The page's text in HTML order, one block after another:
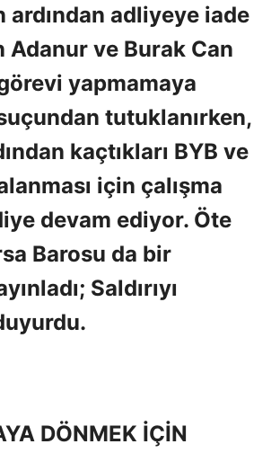
ardından adliyeye iade
Adanur ve Burak Can
yapmamaya
tutuklanırken,
kaçtıkları BYB ve
için çalışma
devam ediyor. Öte
Barosu da bir
Saldırıyı
DÖNMEK İÇİN